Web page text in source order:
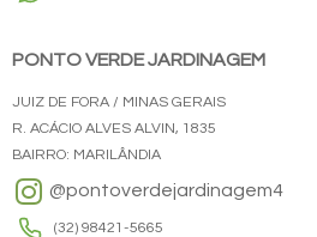
PONTO VERDE JARDINAGEM
JUIZ DE FORA / MINAS GERAIS
R. ACÁCIO ALVES ALVIN, 1835
BAIRRO: MARILÂNDIA
@pontoverdejardinagem4
(32) 98421-5665